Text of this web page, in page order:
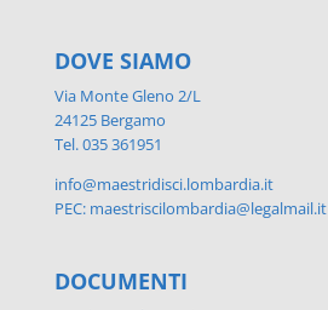
DOVE SIAMO
Via Monte Gleno 2/L
24125 Bergamo
Tel. 035 361951
info@maestridisci.lombardia.it
PEC: maestriscilombardia@legalmail.it
DOCUMENTI